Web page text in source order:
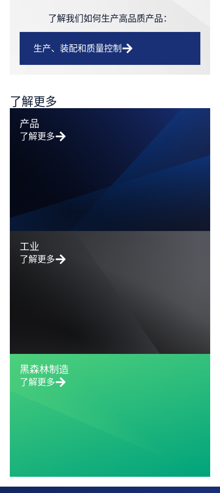
了解我们如何生产高品质产品：
生产、装配和质量控制
了解更多
产品
了解更多
工业
了解更多
黑森林制造
了解更多